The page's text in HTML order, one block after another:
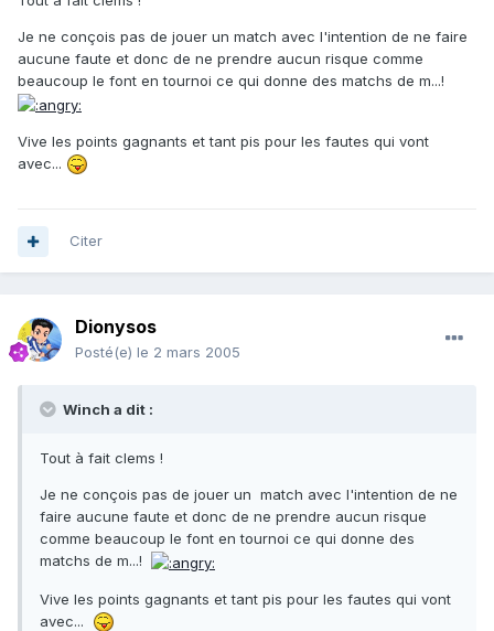
Je ne conçois pas de jouer un match avec l'intention de ne faire
aucune faute et donc de ne prendre aucun risque comme
beaucoup le font en tournoi ce qui donne des matchs de m...!
Vive les points gagnants et tant pis pour les fautes qui vont
avec...
Citer
Dionysos
Posté(e) le 2 mars 2005
Winch a dit :
Tout à fait clems !
Je ne conçois pas de jouer un match avec l'intention de ne
faire aucune faute et donc de ne prendre aucun risque
comme beaucoup le font en tournoi ce qui donne des
matchs de m...!
Vive les points gagnants et tant pis pour les fautes qui vont
avec...